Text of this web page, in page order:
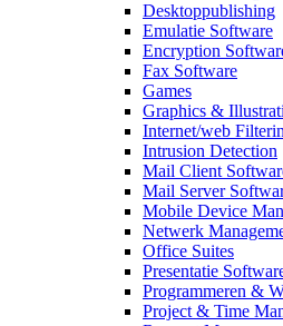
Desktoppublishing
Emulatie Software
Encryption
Fax Software
Games
Graphics &
Internet/web
Intrusion Detection
Mail Client
Mail Server
Mobile Device
Netwerk
Office Suites
Presentatie
Programmeren &
Project & Time